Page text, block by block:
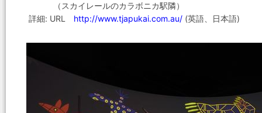
（スカイレールのカラボニカ駅隣）
詳細: URL http://www.tjapukai.com.au/ (英語、日本語)